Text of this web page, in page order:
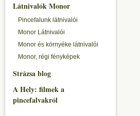
Látnivalók Monor
Pincefalunk látnivalói
Monor Látnivalói
Monor és környéke látnivalói
Monor, régi fényképek
Strázsa blog
A Hely: filmek a
pincefalvakról